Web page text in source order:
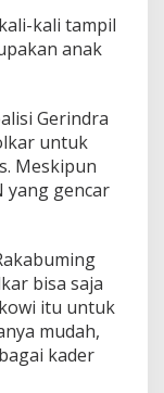
kali tampil
anak
Gerindra
untuk
Meskipun
yang gencar
bisa saja
itu untuk
mudah,
kader